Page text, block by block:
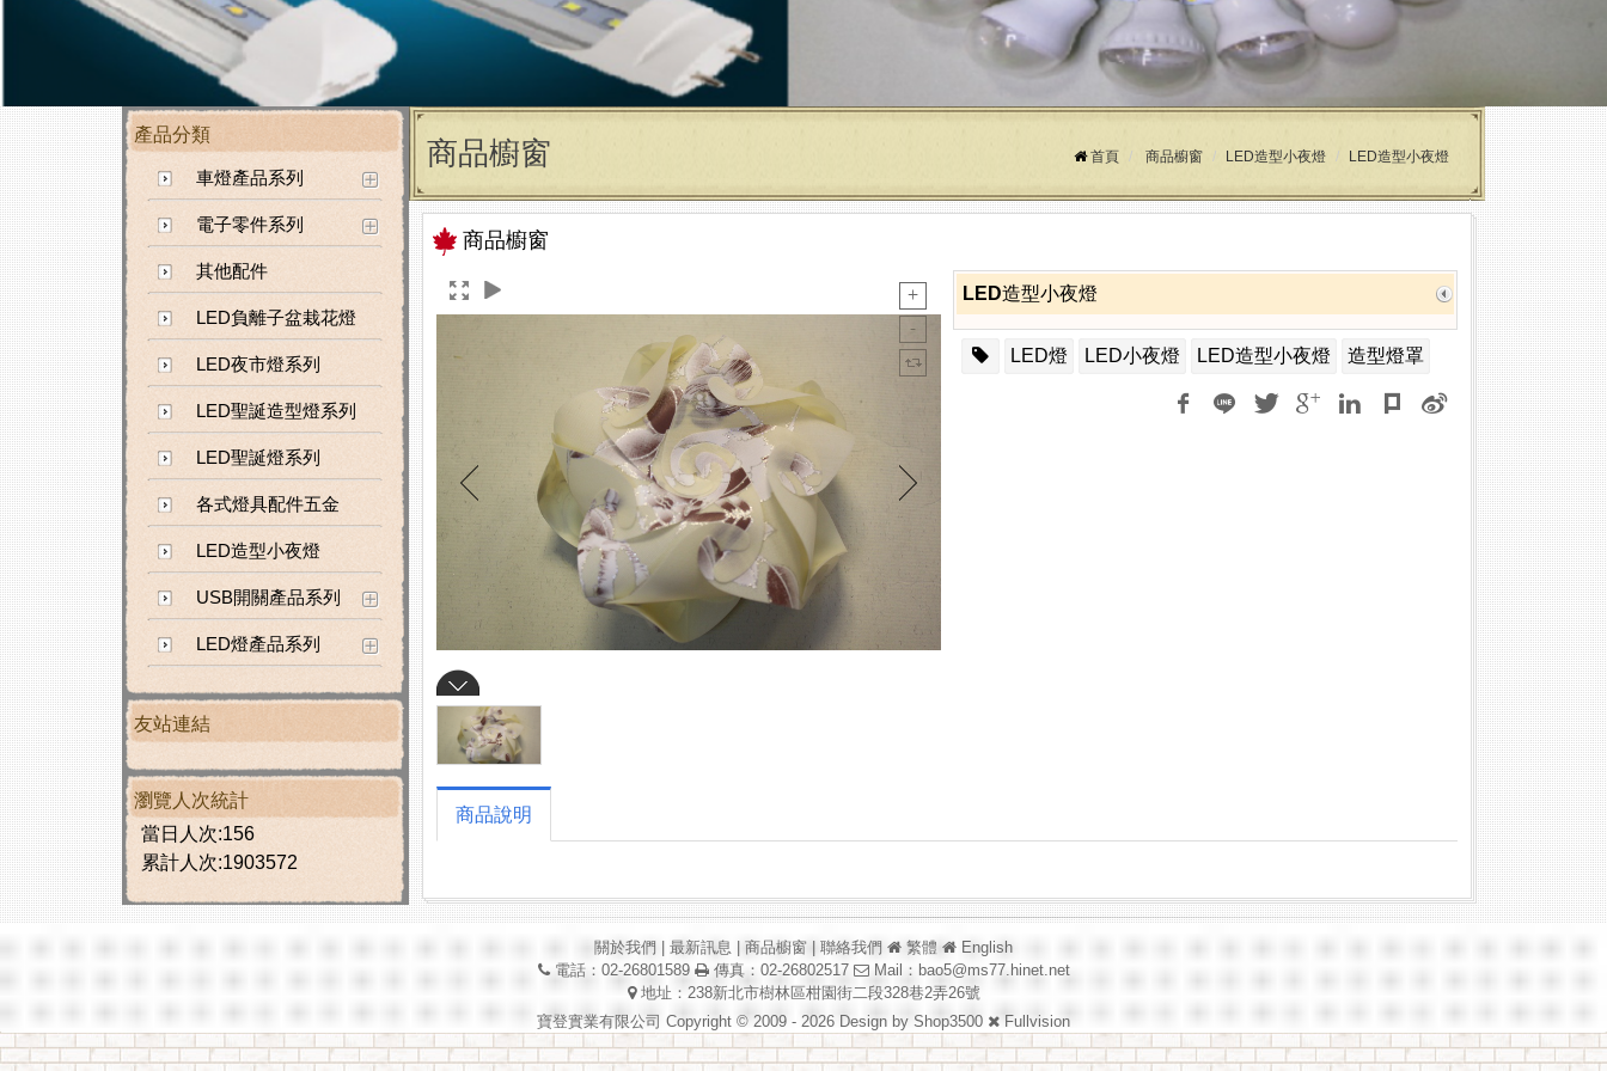
產品分類
車燈產品系列
電子零件系列
其他配件
LED負離子盆栽花燈
LED夜市燈系列
LED聖誕造型燈系列
LED聖誕燈系列
各式燈具配件五金
LED造型小夜燈
USB開關產品系列
LED燈產品系列
友站連結
瀏覽人次統計
當日人次:156
累計人次:1903572
商品櫥窗 首頁 商品櫥窗 LED造型小夜燈 LED造型小夜燈
商品櫥窗
LED造型小夜燈
LED燈 LED小夜燈 LED造型小夜燈 造型燈罩
商品說明
關於我們 最新訊息 商品櫥窗 聯絡我們 繁體
English
電話：02-26801589
傳真：02-26802517 Mail： bao5@ms77.hinet.net
地址：238新北市樹林區柑園街二段328巷2弄26號
寶登實業有限公司 Copyright © 2009 - 2026 Design by Shop3500 Fullvision